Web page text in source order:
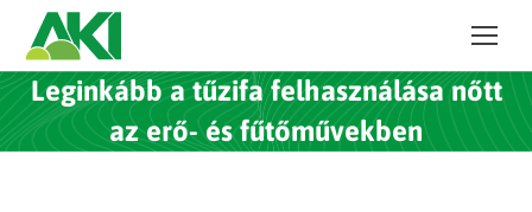
Leginkább a tűzifa felhasználása nőtt
az erő- és fűtőművekben